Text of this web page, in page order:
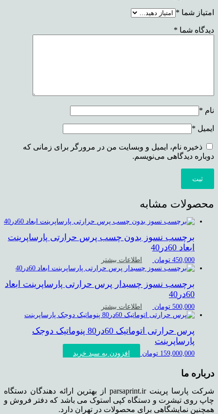
امتیاز شما *
دیدگاه شما *
نام *
ایمیل *
ذخیره نام، ایمیل و وبسایت من در مرورگر برای زمانی که
دوباره دیدگاهی می‌نویسم.
محصولات مشابه
برچسب نسوز بدون چسب پرس حرارتی پارساپرینت
ابعاد 60در40
450,000 تومان اطلاعات بیشتر
برچسب نسوز چسبدار پرس حرارتی پارساپرینت ابعاد
60در40
500,000 تومان اطلاعات بیشتر
پرس حرارتی اتوماتیک 60در80 پنوماتیک دوجک
پارساپرینت
159,000,000 تومان افزودن به سبد خرید
درباره ما
شرکت پارسا پرینت parsaprint.ir از بهترین ارائه دهندگان دستگاه
چاپ روی تیشرت و دستگاه کپی استوک می باشد که دفتر فروش و
همچنین نمایشگاهی برای محصولات در تهران دارد.